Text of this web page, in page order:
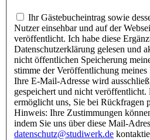
Ihr Gästebucheintrag sowie dessen Inhalt
Nutzer einsehbar und auf der Webseite www.studiwerk.de
veröffentlicht. Ich habe diese Ergänzung zur
Datenschutzerklärung gelesen und akzeptiert. Ich willige der
nicht öffentlichen Speicherung meiner E-Mail-Adresse ein und
stimme der Veröffentlichung meines Namens im Gästebuch zu.
Ihre E-Mail-Adresse wird ausschließlich für interne Zwecke
gespeichert und nicht veröffentlicht. Diese
ermöglicht uns, Sie bei Rückfragen persönlich zu kontaktieren.
Hinweis: Ihre Zustimmungen können Sie jederzeit
indem Sie uns über diese
datenschutz@studiwerk.de